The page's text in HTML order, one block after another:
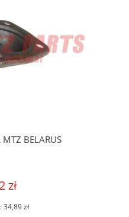
MTZ BELARUS
zł
34,89 zł